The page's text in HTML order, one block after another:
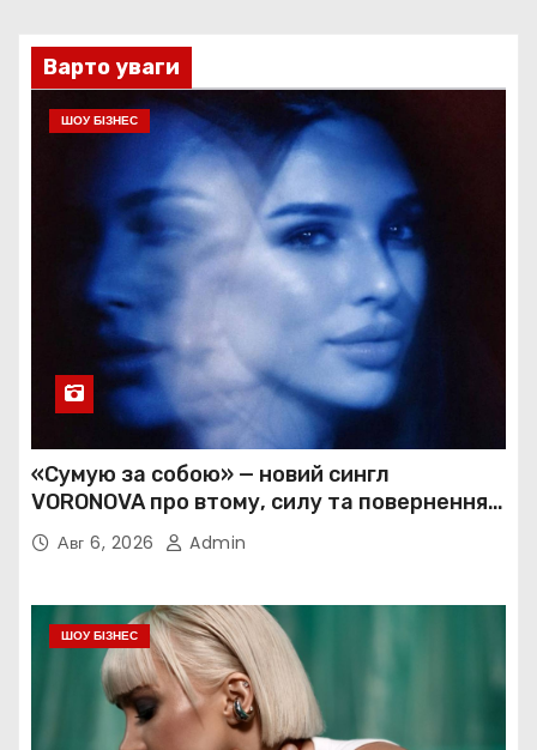
Варто уваги
ШОУ БІЗНЕС
«Сумую за собою» — новий сингл
VORONOVA про втому, силу та повернення
до себе
Авг 6, 2026 Admin
ШОУ БІЗНЕС